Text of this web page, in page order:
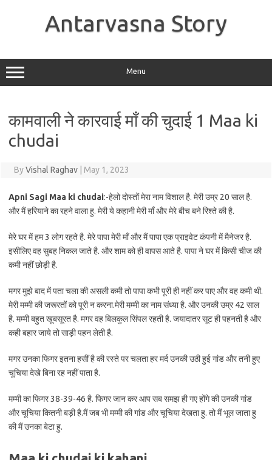
Antarvasna Story
Menu
कामवाली ने कारवाई माँ की चुदाई 1 Maa ki
chudai
ByVishal Raghav May 1, 2023
Apni Sagi Maa ki chudai:-हेलो दोस्तों मेरा नाम विशाल है. मेरी उम्र 20 साल है.
और मैं हरियाने का रहने वाला हु. मेरी ये कहानी मेरी माँ और मेरे बीच बने रिश्ते की है.
मेरे घर में हम 3 लोग रहते है. मेरे पापा मेरी माँ और मैं पापा एक प्राइवेट कंपनी में मैनेजर है.
इसीलिए वह सुबह निकल जाते है. और शाम को ही वापस आते है. पापा ने घर में किसी चीज की
कमी नहीं छोड़ी है.
मगर मुझे बाद में पता चला की असली कमी तो पापा कभी पूरी ही नहीं कर पाए और वह कमी थी.
मेरी मम्मी की जरूरतों को पूरी न करना.मेरी मम्मी का नाम संध्या है. और उनकी उम्र 42 साल
है. मम्मी बहुत खूबसूरत है. मगर वह बिलकुल सिंपल रहती है. जयादातर सूट ही पहनती है और
कही बहार जाये तो साड़ी पहन लेती है.
मगर उनका फिगर इतना हसीं है की रस्ते पर चलता हर मर्द उनकी उठी हुई गांड और तनी हुए
चूचिया देखे बिना रह नहीं पाता है.
मम्मी का फिगर 38-39-46 है. फिगर जान कर आप सब समझ ही गए होंगे की उनकी गांड
और चूचिया कितनी बड़ी है.मैं जब भी मम्मी की गांड और चूचिया देखता हु. तो मैं भूल जाता हु
की मैं उनका बेटा हु.